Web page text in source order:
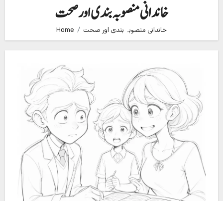
خاندانی منصوبہ بندی اور صحت
Home خاندانی منصوبہ بندی اور صحت